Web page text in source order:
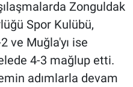
Zonguldak
Spor Kulübü,
ve Muğla'yı ise
4-3 mağlup etti.
adımlarla devam